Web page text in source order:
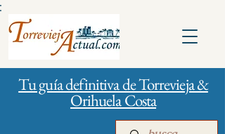
Tu guía definitiva de Torrevieja &
Orihuela Costa